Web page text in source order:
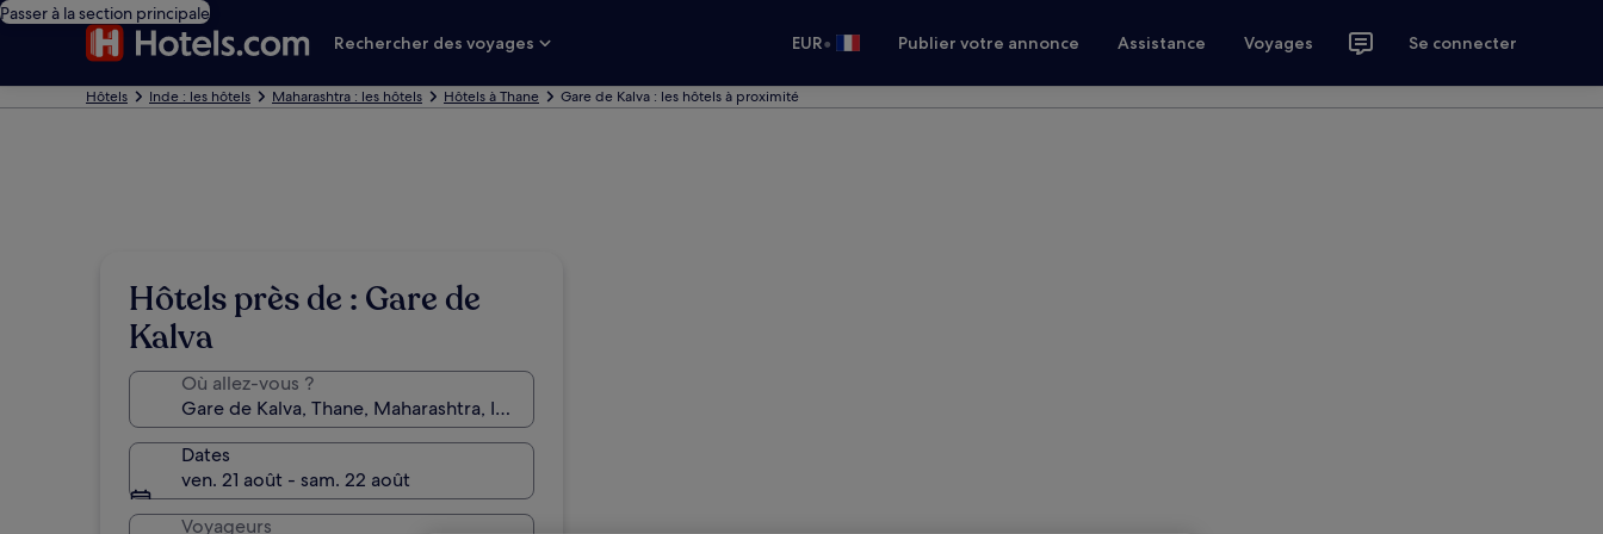
Passer à la section principale
Rechercher des voyages
EUR• Publier votre annonce Assistance Voyages Se connecter
Hôtels Inde : les hôtels Maharashtra : les hôtels Hôtels à Thane Gare de Kalva : les hôtels à proximité
Hôtels près de : Gare de
Kalva
Où allez-vous ?
Dates
ven. 21 août - sam. 22 août
Voyageurs